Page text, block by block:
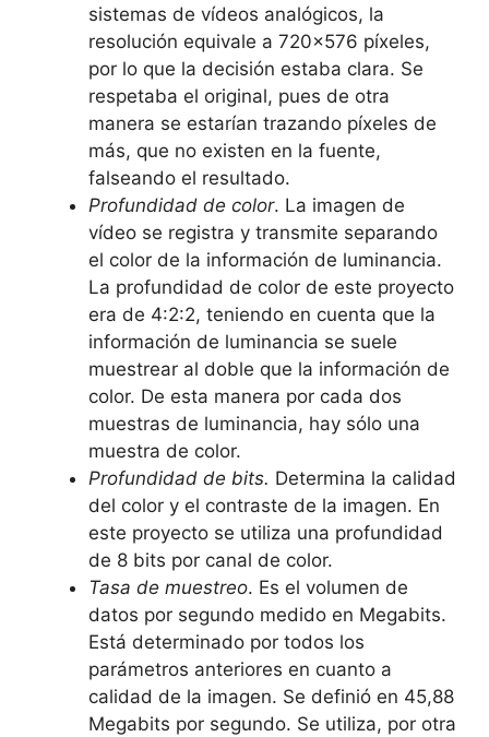
sistemas de vídeos analógicos, la
resolución equivale a 720×576 píxeles,
por lo que la decisión estaba clara. Se
respetaba el original, pues de otra
manera se estarían trazando píxeles de
más, que no existen en la fuente,
falseando el resultado.
Profundidad de color. La imagen de
vídeo se registra y transmite separando
el color de la información de luminancia.
La profundidad de color de este proyecto
era de 4:2:2, teniendo en cuenta que la
información de luminancia se suele
muestrear al doble que la información de
color. De esta manera por cada dos
muestras de luminancia, hay sólo una
muestra de color.
Profundidad de bits. Determina la calidad
del color y el contraste de la imagen. En
este proyecto se utiliza una profundidad
de 8 bits por canal de color.
Tasa de muestreo. Es el volumen de
datos por segundo medido en Megabits.
Está determinado por todos los
parámetros anteriores en cuanto a
calidad de la imagen. Se definió en 45,88
Megabits por segundo. Se utiliza, por otra